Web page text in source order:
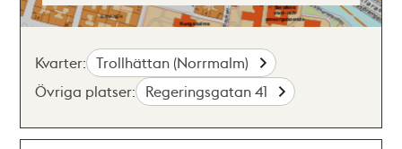
Kvarter: Trollhättan (Norrmalm)
Övriga platser: Regeringsgatan 41